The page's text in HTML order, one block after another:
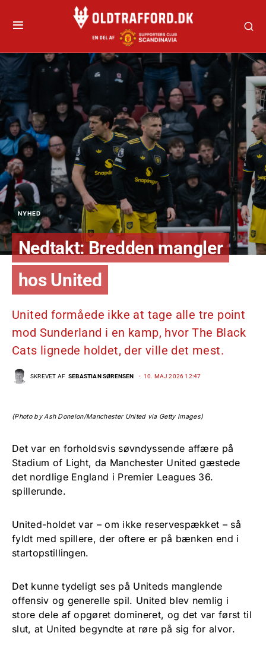
NYHED
Nedtakt: Bredden mangler
hos United
United formåede ikke at tage alle tre point
mod Sunderland i en kamp, hvor The Black
Cats lignede holdet, der ville det mest.
SKREVET AF SEBASTIAN SØRENSEN 10. MAJ 2026 12:47
(Photo by Ash Donelon/Manchester United via Getty Images)
Det var en forholdsvis søvndyssende affære på
Stadium of Light, da Manchester United gæstede
det nordlige England i Premier Leagues 36.
spillerunde.
United-holdet var – om ikke reservespækket – så
fyldt med spillere, der oftere er på bænken end i
startopstillingen.
Det kunne tydeligt ses på Uniteds manglende
offensiv og generelle spil. United blev nemlig i
store dele af opgøret domineret, og det var først til
slut, at United begyndte at røre på sig for alvor.